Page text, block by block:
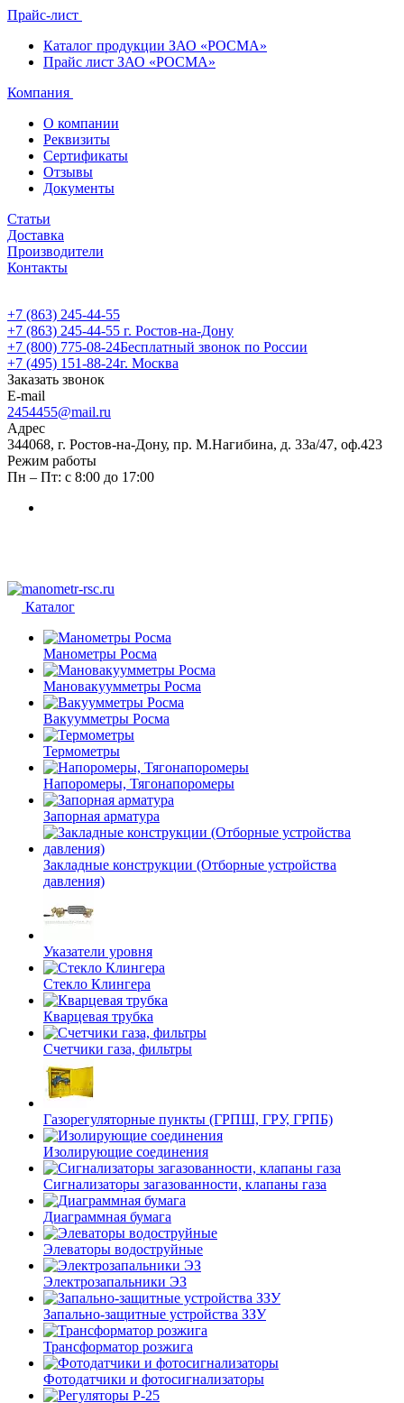
Прайс-лист
Каталог продукции ЗАО «РОСМА»
Прайс лист ЗАО «РОСМА»
Компания
О компании
Реквизиты
Сертификаты
Отзывы
Документы
Статьи
Доставка
Производители
Контакты
+7 (863) 245-44-55
+7 (863) 245-44-55 г. Ростов-на-Дону
+7 (800) 775-08-24Бесплатный звонок по России
+7 (495) 151-88-24г. Москва
Заказать звонок
E-mail
2454455@mail.ru
Адрес
344068, г. Ростов-на-Дону, пр. М.Нагибина, д. 33а/47, оф.423
Режим работы
Пн – Пт: с 8:00 до 17:00
Каталог
Манометры Росма
Мановакуумметры Росма
Вакуумметры Росма
Термометры
Напоромеры, Тягонапоромеры
Запорная арматура
Закладные конструкции (Отборные устройства
давления)
Указатели уровня
Стекло Клингера
Кварцевая трубка
Счетчики газа, фильтры
Газорегуляторные пункты (ГРПШ, ГРУ, ГРПБ)
Изолирующие соединения
Сигнализаторы загазованности, клапаны газа
Диаграммная бумага
Элеваторы водоструйные
Электрозапальники ЭЗ
Запально-защитные устройства ЗЗУ
Трансформатор розжига
Фотодатчики и фотосигнализаторы